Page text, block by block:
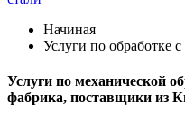
Начиная
Услуги по обработке
Услуги по механической
фабрика, поставщики из